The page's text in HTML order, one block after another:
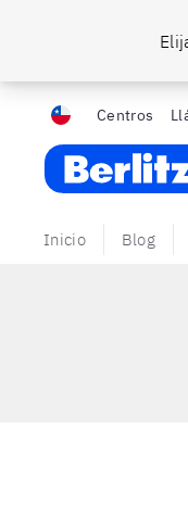
Centros
Berlitz Chile
Inicio Blog